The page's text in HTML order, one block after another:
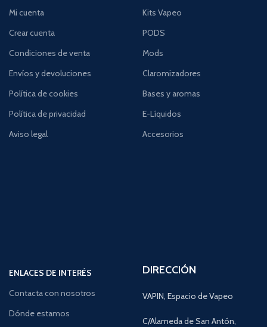
Mi cuenta
Crear cuenta
Condiciones de venta
Envíos y devoluciones
Política de cookies
Política de privacidad
Aviso legal
Kits Vapeo
PODS
Mods
Claromizadores
Bases y aromas
E-Líquidos
Accesorios
ENLACES DE INTERÉS
Contacta con nosotros
Dónde estamos
DIRECCIÓN
VAPIN, Espacio de Vapeo
C/Alameda de San Antón,